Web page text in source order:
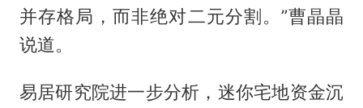
并存格局，而非绝对二元分割。”曹晶晶
说道。
易居研究院进一步分析，迷你宅地资金沉